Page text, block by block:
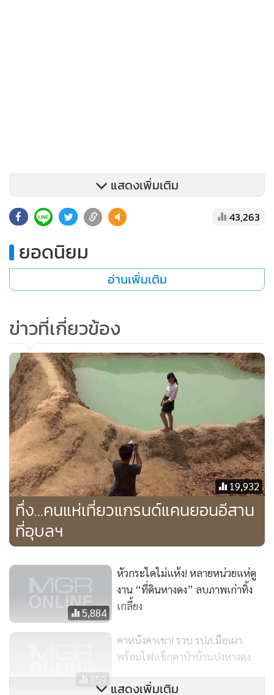
ขวาง หมู่ 3 ต.น้ำแพร่ อ.หางดง จ.เชียงใหม่ เจ้าของร้านขาย
ของชำ หนึ่งในพรานล่าปลาในท้องถิ่น เปิดเผยว่า เดิมบ่อดินเก่า
ที่เรียกกันว่า “แกรนด์แคนยอนหางดง” แห่งนี้จะมีปลานิล ปลา
ช่อนตัวเล็กๆ และปลาชนิดอื่นที่คนนำมาปล่อยไว้ ตนก็เคยนำ
ลูกปลาชะโดมาปล่อยไว้ ตอนนี้ปลาในบ่อมีจำนวนมากขึ้น จึง
ชวนกันออกมาตกปลาชะโดกัน
“ผมเองมาตกบ่อยเหมือนกัน แต่หากมีคนมาเล่นน้ำก็จะไม่มาตก
เพราะปลาจะตื่นไม่กินเบ็ด โดยธรรมชาติปลาชะโดจะกินปลา
ขนาดเล็กของสด ไม่กินของเน่า ไปหาเหยื่อปลอมมาตี โดยความ
สนุกของการตกปลาชะโดคือ ตอนปลาฮุบเหยื่อ และแอ็กชันเย่อ
สู้ เพราะชะโดกินรุนแรงมาก”
นายณัฐพล บอกว่า ชะโดใหญ่สุดที่เคยตกได้หนักถึง 7 กิโลกรัม
ส่วนขนาด 3 กิโลกรัมขึ้นไป น่าจะมีถึง 100 ตัว ส่วนปลานิล และ
ปลาอื่นลดจำนวนลง เพราะเป็นเหยื่อของปลาชะโด ตอนนี้ที่แคน
ยอนปลาชะโดถือว่าเป็นเจ้าพ่อของบ่อนี้ สำหรับเมนูที่ทำจาก
ปลาชะโด ทำได้ทั้งแกง และต้ม แต่ต้องทำดีๆ หน่อยเพราะเนื้อ
ปลาชะโดจะคาวมาก แต่เมนูสุดฮิต คือ ปลาจุ่ม
สำหรับแกรนด์แคนยอนหางดง ตามที่ชาวบ้านเรียกกันนั้น เดิม
แสดงเพิ่มเติม
43,263
ยอดนิยม
อ่านเพิ่มเติม
ข่าวที่เกี่ยวข้อง
19,932
ทึ่ง...คนแห่เที่ยวแกรนด์แคนยอนอีสาน
ที่อุบลฯ
5,884
หัวกระไดไม่แห้ง! หลายหน่วยแห่ดู
งาน “ที่ดินหางดง” ลบภาพเก่าทิ้ง
เกลี้ยง
859
คาหนังคาเขา! รวบ รปภ.มือเผา
พร้อมไฟแช็กคาป่าบ้านปงหางดง
แสดงเพิ่มเติม